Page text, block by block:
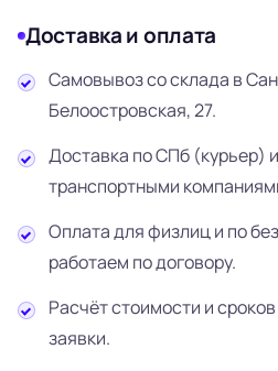
Доставка и оплата
Самовывоз со склада в
Белоостровская, 27.
Доставка по СПб (курьер)
транспортными
Оплата для физлиц и по
работаем по договору.
Расчёт стоимости и
заявки.